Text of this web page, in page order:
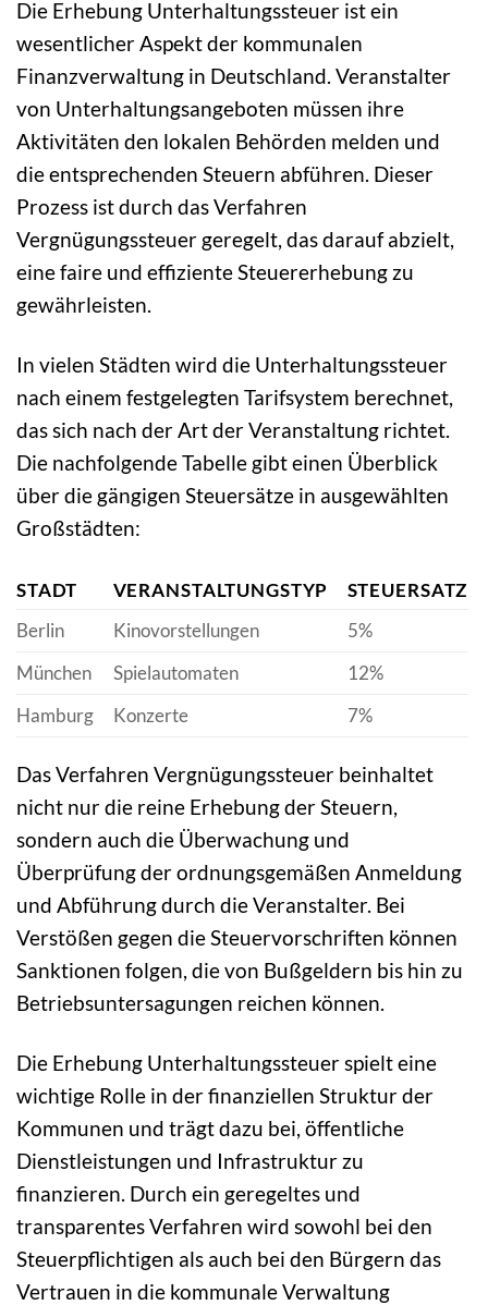
Die Erhebung Unterhaltungssteuer ist ein
wesentlicher Aspekt der kommunalen
Finanzverwaltung in Deutschland. Veranstalter
von Unterhaltungsangeboten müssen ihre
Aktivitäten den lokalen Behörden melden und
die entsprechenden Steuern abführen. Dieser
Prozess ist durch das Verfahren
Vergnügungssteuer geregelt, das darauf abzielt,
eine faire und effiziente Steuererhebung zu
gewährleisten.
In vielen Städten wird die Unterhaltungssteuer
nach einem festgelegten Tarifsystem berechnet,
das sich nach der Art der Veranstaltung richtet.
Die nachfolgende Tabelle gibt einen Überblick
über die gängigen Steuersätze in ausgewählten
Großstädten:
STADT VERANSTALTUNGSTYP
STEUERSATZ
Berlin
Kinovorstellungen
5%
München
Spielautomaten
12%
Hamburg
Konzerte 7%
Das Verfahren Vergnügungssteuer beinhaltet
nicht nur die reine Erhebung der Steuern,
sondern auch die Überwachung und
Überprüfung der ordnungsgemäßen Anmeldung
und Abführung durch die Veranstalter. Bei
Verstößen gegen die Steuervorschriften können
Sanktionen folgen, die von Bußgeldern bis hin zu
Betriebsuntersagungen reichen können.
Die Erhebung Unterhaltungssteuer spielt eine
wichtige Rolle in der finanziellen Struktur der
Kommunen und trägt dazu bei, öffentliche
Dienstleistungen und Infrastruktur zu
finanzieren. Durch ein geregeltes und
transparentes Verfahren wird sowohl bei den
Steuerpflichtigen als auch bei den Bürgern das
Vertrauen in die kommunale Verwaltung